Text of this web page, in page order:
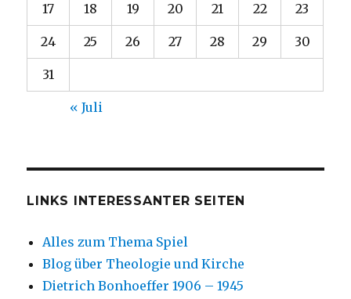
17 18 19 20 21 22 23
24 25 26 27 28 29 30
31
« Juli
LINKS INTERESSANTER SEITEN
Alles zum Thema Spiel
Blog über Theologie und Kirche
Dietrich Bonhoeffer 1906 – 1945